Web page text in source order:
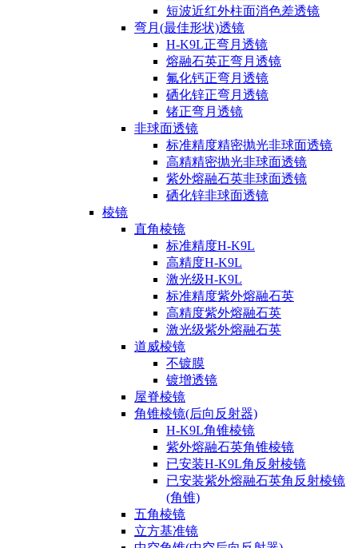
短波近红外柱面消色差透镜
弯月(最佳形状)透镜
H-K9L正弯月透镜
熔融石英正弯月透镜
氟化钙正弯月透镜
硒化锌正弯月透镜
锗正弯月透镜
非球面透镜
标准精度精密抛光非球面透镜
高精精密抛光非球面透镜
紫外熔融石英非球面透镜
硒化锌非球面透镜
棱镜
直角棱镜
标准精度H-K9L
高精度H-K9L
激光级H-K9L
标准精度紫外熔融石英
高精度紫外熔融石英
激光级紫外熔融石英
道威棱镜
不镀膜
镀增透镜
屋脊棱镜
角锥棱镜(后向反射器)
H-K9L角锥棱镜
紫外熔融石英角锥棱镜
已安装H-K9L角反射棱镜
已安装紫外熔融石英角反射棱镜
(角锥)
五角棱镜
立方基准镜